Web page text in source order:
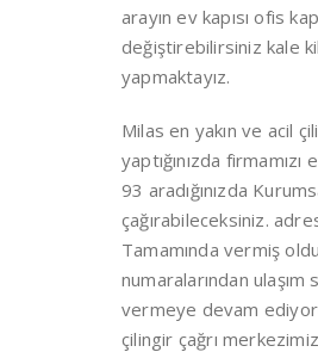
arayın ev kapısı ofis
değiştirebilirsiniz kale
yapmaktayız.
Milas en yakın ve acil
yaptığınızda
93 aradığınızda
çağırabileceksiniz.
Tamamında vermiş
numaralarından
vermeye devam
çilingir çağrı